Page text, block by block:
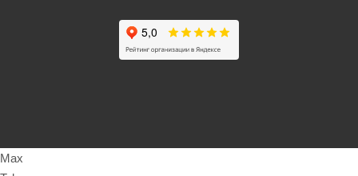
Max